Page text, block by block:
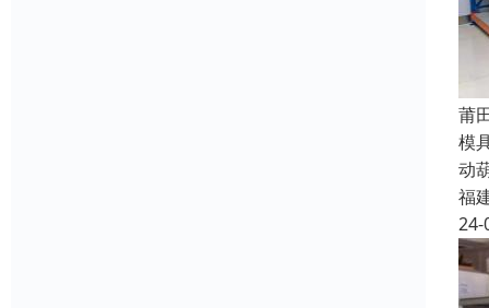
莆
模
动
福
24-